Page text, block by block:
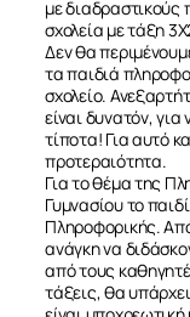
με διαδραστικούς
σχολεία με τάξη
Δεν θα
τα παιδιά
σχολείο.
είναι δυνατόν,
τίποτα! Για αυτό
προτεραιότητα.
Για το θέμα της
Γυμνασίου το
Πληροφορικής.
ανάγκη να
από τους
τάξεις, θα